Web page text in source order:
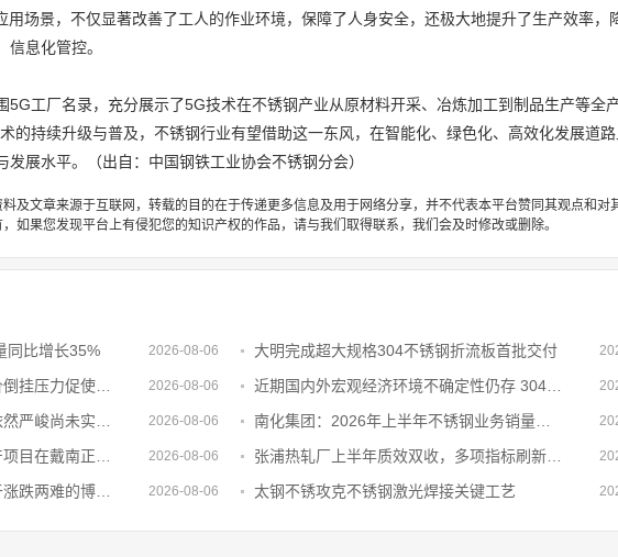
用场景，不仅显著改善了工人的作业环境，保障了人身安全，还极大地提升了生产效率，
息化管控。
5G工厂名录，充分展示了5G技术在不锈钢产业从原材料开采、冶炼加工到制品生产等全
的持续升级与普及，不锈钢行业有望借助这一东风，在智能化、绿色化、高效化发展道
展水平。
（出自：中国钢铁工业协会不锈钢分会）
及文章来源于互联网，转载的目的在于传递更多信息及用于网络分享，并不代表本平台赞同其观点和对
如果您发现平台上有侵犯您的知识产权的作品，请与我们取得联系，我们会及时修改或删除。
同比增长35% 2026-08-06 大明完成超大规格304不锈钢折流板首批交付
2026-08-06
2026-08-06
2026-08-06
2026-08-06 太钢不锈攻克不锈钢激光焊接关键工艺